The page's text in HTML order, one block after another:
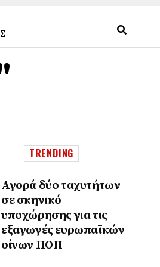
TRENDING
Αγορά δύο ταχυτήτων
σε σκηνικό
υποχώρησης για τις
εξαγωγές ευρωπαϊκών
οίνων ΠΟΠ